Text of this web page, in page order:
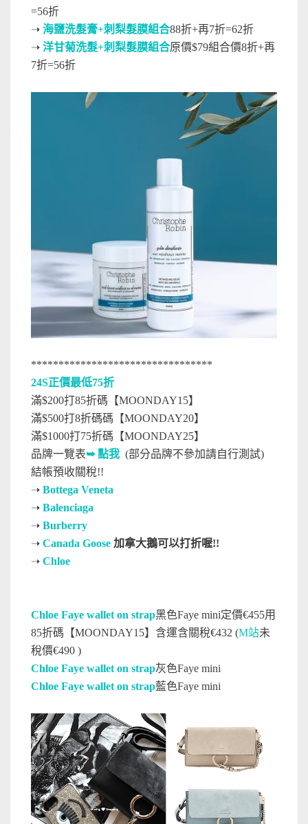
=56折
➝ 海鹽洗髮膏+刺梨髮膜組合88折+再7折=62折
➝ 洋甘菊洗髮+刺梨髮膜組合原價$79組合價8折+再
7折=56折
*********************************
24S正價最低75折
滿$200打85折碼【MOONDAY15】
滿$500打8折碼碼【MOONDAY20】
滿$1000打75折碼【MOONDAY25】
品牌一覽表➥ 點我 (部分品牌不參加請自行測試)
結帳預收關稅!!
➝ Bottega Veneta
➝ Balenciaga
➝ Burberry
➝ Canada Goose 加拿大鵝可以打折喔!!
➝ Chloe
Chloe Faye wallet on strap黑色Faye mini定價€455用
85折碼【MOONDAY15】含運含關稅€432 (M站未
稅價€490 )
Chloe Faye wallet on strap灰色Faye mini
Chloe Faye wallet on strap藍色Faye mini